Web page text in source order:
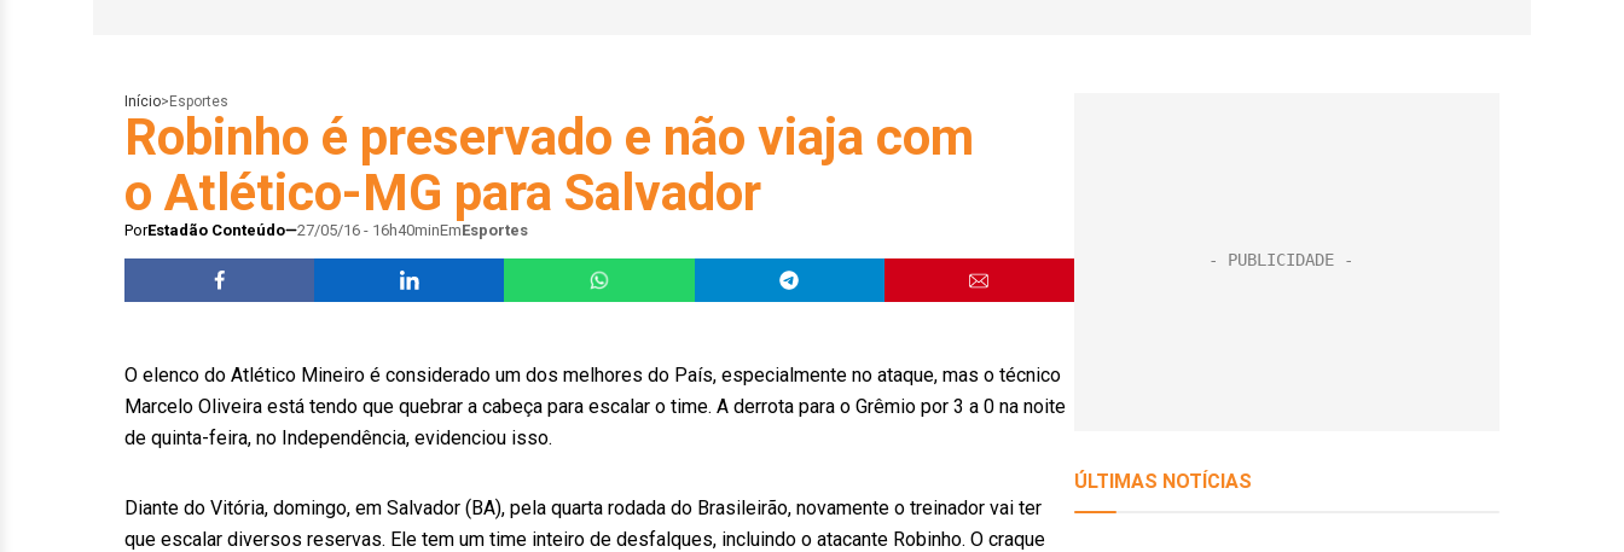
Início> Esportes
Robinho é preservado e não viaja com
o Atlético-MG para Salvador
PorEstadão Conteúdo 27/05/16 - 16h40minEmEsportes
O elenco do Atlético Mineiro é considerado um dos melhores do País, especialmente no ataque, mas o técnico
Marcelo Oliveira está tendo que quebrar a cabeça para escalar o time. A derrota para o Grêmio por 3 a 0 na noite
de quinta-feira, no Independência, evidenciou isso.
Diante do Vitória, domingo, em Salvador (BA), pela quarta rodada do Brasileirão, novamente o treinador vai ter
que escalar diversos reservas. Ele tem um time inteiro de desfalques, incluindo o atacante Robinho. O craque